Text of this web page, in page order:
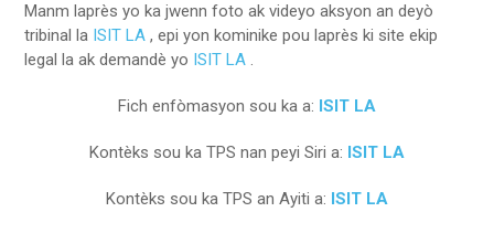
Manm laprès yo ka jwenn foto ak videyo aksyon an deyò
tribinal la ISIT LA , epi yon kominike pou laprès ki site ekip
legal la ak demandè yo ISIT LA .
Fich enfòmasyon sou ka a: ISIT LA
Kontèks sou ka TPS nan peyi Siri a: ISIT LA
Kontèks sou ka TPS an Ayiti a: ISIT LA